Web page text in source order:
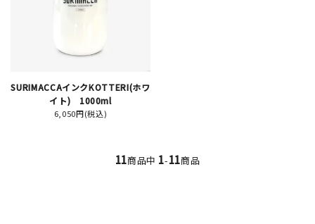
SURIMACCAインクKOTTERI(ホワ
イト) 1000ml
6,050円(税込)
11商品中 1-11商品